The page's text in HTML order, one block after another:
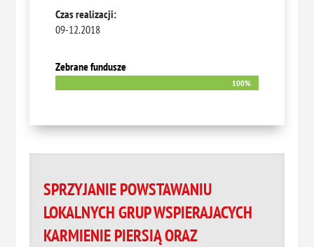
Czas realizacji:
09-12.2018
Zebrane fundusze
100%
100%
SPRZYJANIE POWSTAWANIU
LOKALNYCH GRUP WSPIERAJACYCH
KARMIENIE PIERSIĄ ORAZ